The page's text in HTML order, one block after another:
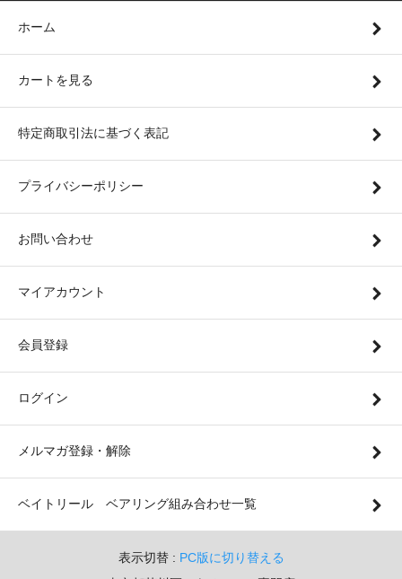
ホーム
カートを見る
特定商取引法に基づく表記
プライバシーポリシー
お問い合わせ
マイアカウント
会員登録
ログイン
メルマガ登録・解除
ベイトリール ベアリング組み合わせ一覧
表示切替 : PC版に切り替える